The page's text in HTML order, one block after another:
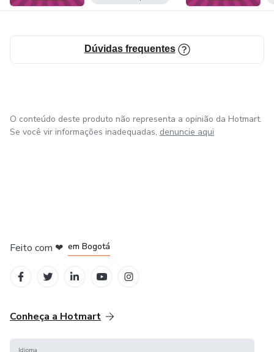
Dúvidas frequentes
O conteúdo deste produto não representa a opinião da Hotmart.
Se você vir informações inadequadas, denuncie aqui
Feito com ❤ em Bogotá
Conheça a Hotmart